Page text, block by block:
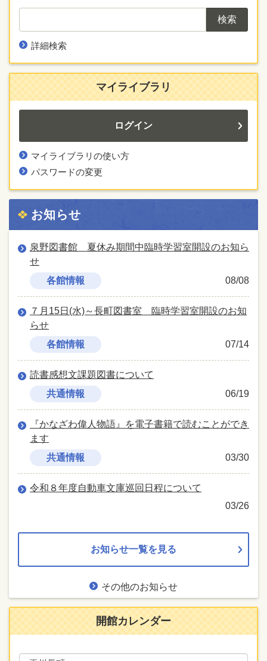
詳細検索
マイライブラリ
ログイン
マイライブラリの使い方
パスワードの変更
お知らせ
泉野図書館 夏休み期間中臨時学習室開設のお知ら
せ
08/08
各館情報
７月15日(水)～長町図書室 臨時学習室開設のお知
らせ
07/14
各館情報
読書感想文課題図書について
06/19
共通情報
『かなざわ偉人物語』を電子書籍で読むことができ
ます
03/30
共通情報
令和８年度自動車文庫巡回日程について
03/26
お知らせ一覧を見る
その他のお知らせ
開館カレンダー